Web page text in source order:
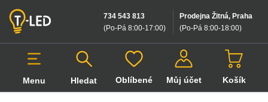
Prodejna Žitná, Praha
(Po-Pá 8:00-18:00)
734 543 813
(Po-Pá 8:00-17:00)
Menu Hledat
Hledat v produktech
Oblíbené Můj účet Košík